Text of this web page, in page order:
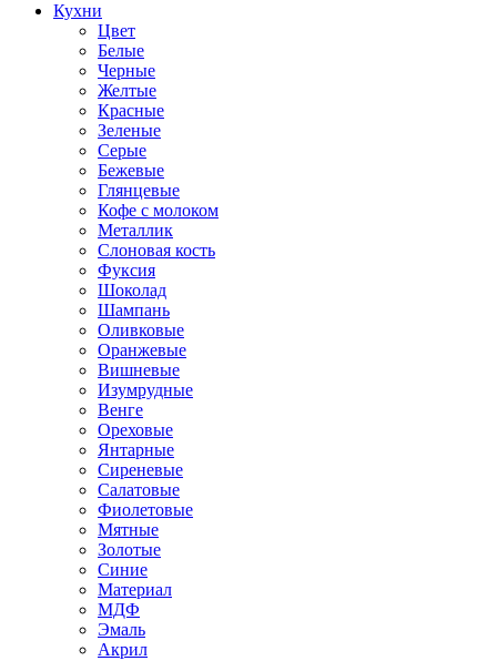
Кухни
Цвет
Белые
Черные
Желтые
Красные
Зеленые
Серые
Бежевые
Глянцевые
Кофе с молоком
Металлик
Слоновая кость
Фуксия
Шоколад
Шампань
Оливковые
Оранжевые
Вишневые
Изумрудные
Венге
Ореховые
Янтарные
Сиреневые
Салатовые
Фиолетовые
Мятные
Золотые
Синие
Материал
МДФ
Эмаль
Акрил